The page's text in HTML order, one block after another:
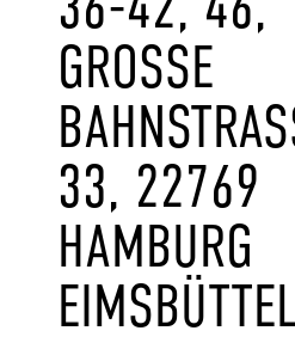
GROSSE B
, 22769 HA
MBURG EI